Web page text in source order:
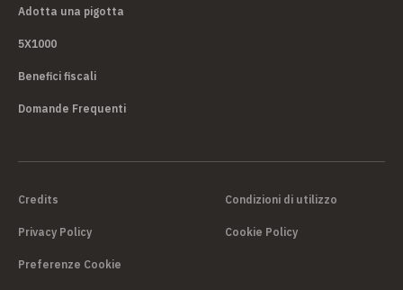
Adotta una pigotta
5X1000
Benefici fiscali
Domande Frequenti
Credits Condizioni di utilizzo
Privacy Policy Cookie Policy
Preferenze Cookie